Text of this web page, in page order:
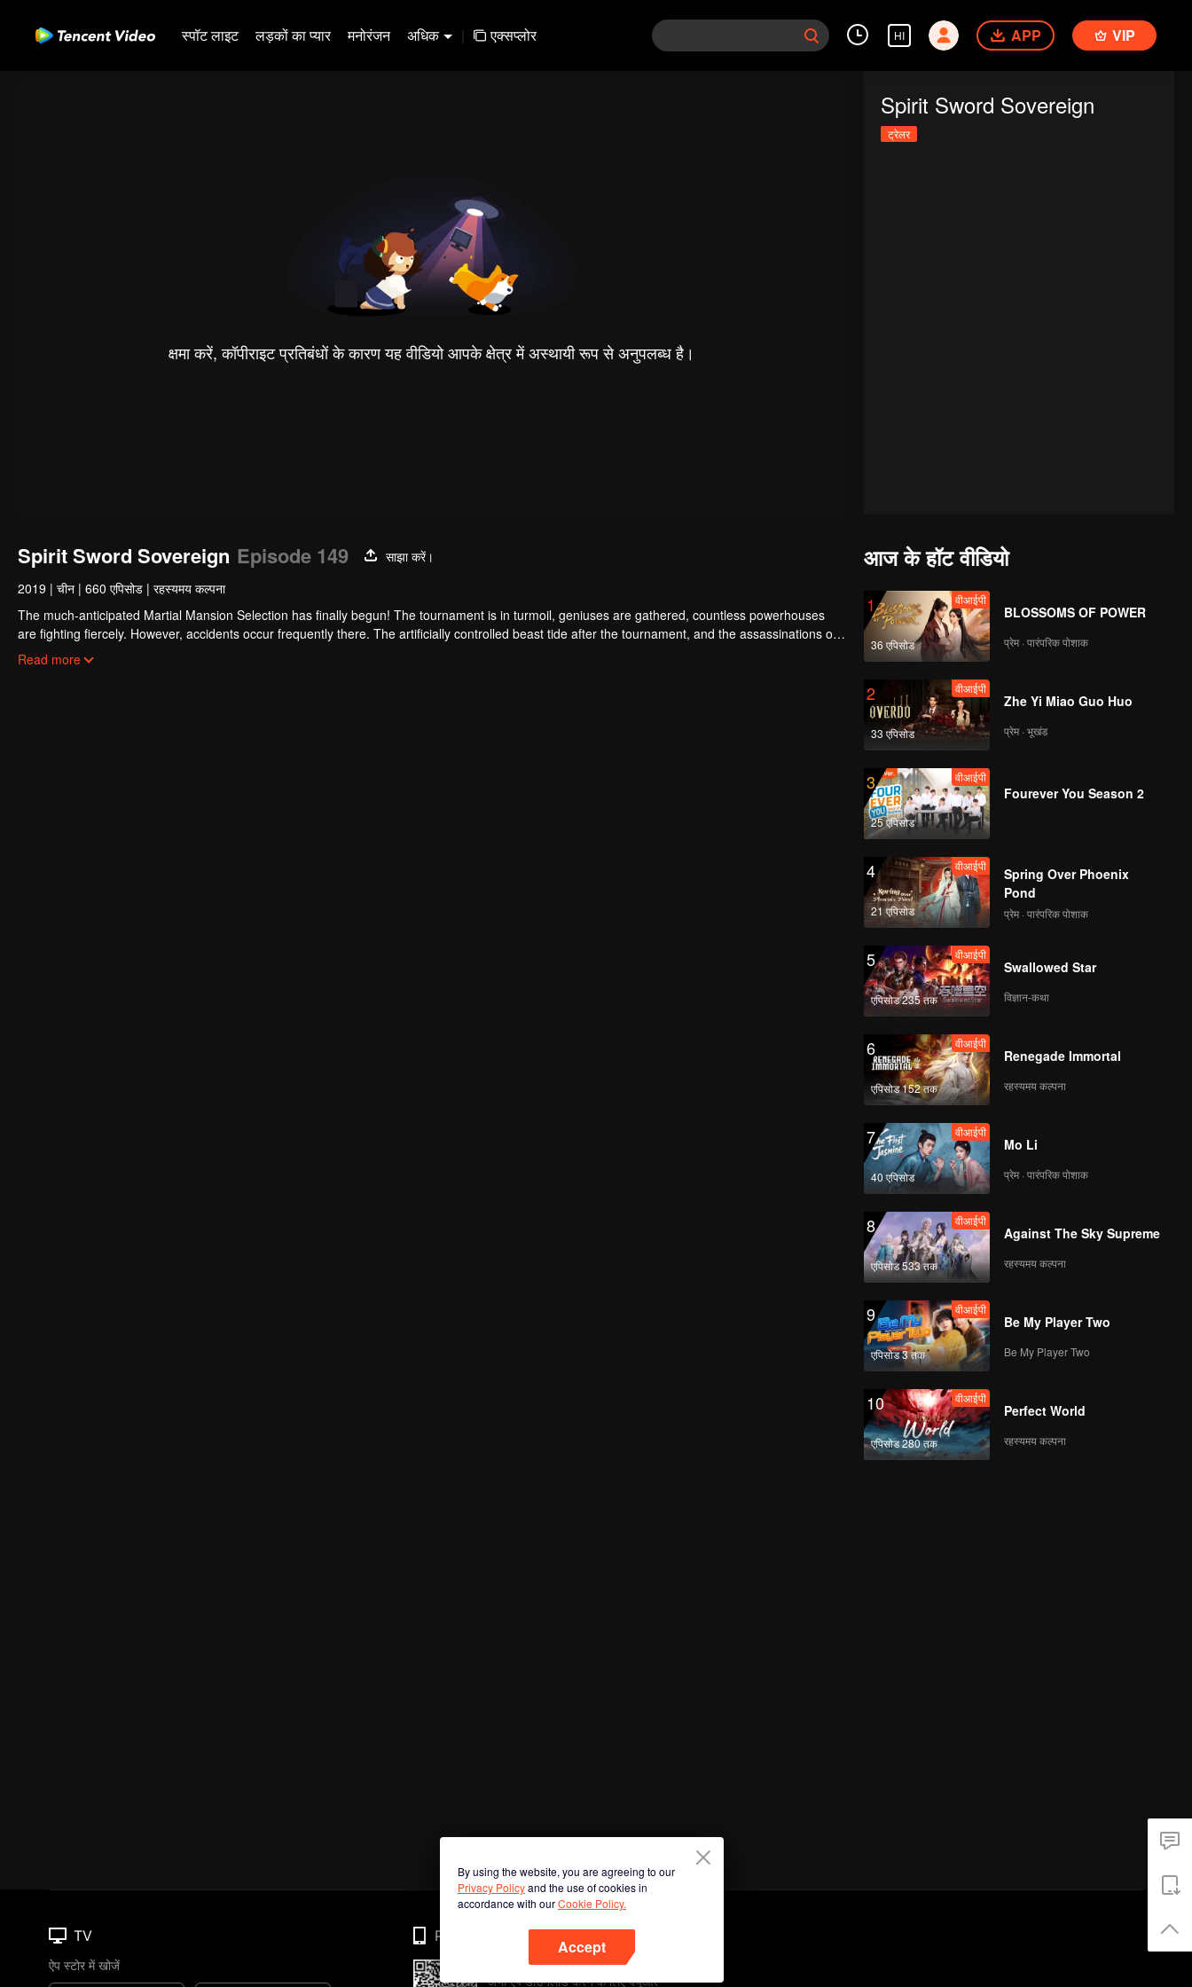
स्पॉट लाइट लड़कों का प्यार मनोरंजन अधिक | एक्सप्लोर HI APP VIP
क्षमा करें, कॉपीराइट प्रतिबंधों के कारण यह वीडियो आपके क्षेत्र में अस्थायी रूप से अनुपलब्ध है।
Spirit Sword Sovereign
ट्रेलर
Spirit Sword Sovereign Episode 149
साझा करें।
2019 | चीन | 660 एपिसोड | रहस्यमय कल्पना
The much-anticipated Martial Mansion Selection has finally begun! The tournament is in turmoil, geniuses are gathered, countless powerhouses
are fighting fiercely. However, accidents occur frequently there. The artificially controlled beast tide after the tournament, and the assassinations of
the strongest people that ensue, all reveal the mysterious and huge assassination sect, the Heavenly Evolution Sect. Let's see how Chu Xingyun is
Read more
आज के हॉट वीडियो
1
36 एपिसोड
वीआईपी
BLOSSOMS OF POWER
प्रेम · पारंपरिक पोशाक
2
33 एपिसोड
वीआईपी
Zhe Yi Miao Guo Huo
प्रेम · भूखंड
3
25 एपिसोड
वीआईपी
Fourever You Season 2
4
21 एपिसोड
वीआईपी
Spring Over Phoenix
Pond
प्रेम · पारंपरिक पोशाक
5
एपिसोड 235 तक
वीआईपी
Swallowed Star
विज्ञान-कथा
6
एपिसोड 152 तक
वीआईपी
Renegade Immortal
रहस्यमय कल्पना
7
40 एपिसोड
वीआईपी
Mo Li
प्रेम · पारंपरिक पोशाक
8
एपिसोड 533 तक
वीआईपी
Against The Sky Supreme
रहस्यमय कल्पना
9
एपिसोड 3 तक
वीआईपी
Be My Player Two
Be My Player Two
10
एपिसोड 280 तक
वीआईपी
Perfect World
रहस्यमय कल्पना
By using the website, you are agreeing to our
Privacy Policyand the use of cookies in
accordance with ourCookie Policy.
Accept
TV
ऐप स्टोर में खोजें
Phone
अभी ऐप डाउनलोड करने के लिए क्यूआर